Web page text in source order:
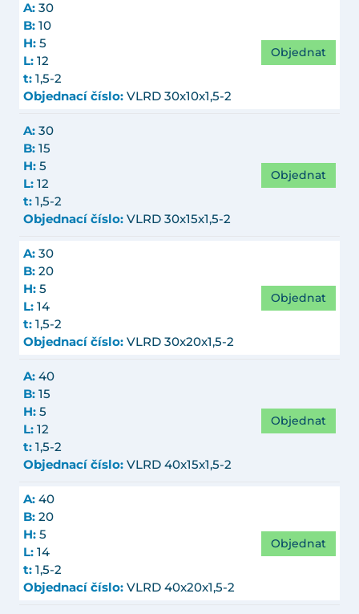
A: 30
B: 10
H: 5
L: 12
t: 1,5-2
Objednací číslo: VLRD 30x10x1,5-2
Objednat
A: 30
B: 15
H: 5
L: 12
t: 1,5-2
Objednací číslo: VLRD 30x15x1,5-2
Objednat
A: 30
B: 20
H: 5
L: 14
t: 1,5-2
Objednací číslo: VLRD 30x20x1,5-2
Objednat
A: 40
B: 15
H: 5
L: 12
t: 1,5-2
Objednací číslo: VLRD 40x15x1,5-2
Objednat
A: 40
B: 20
H: 5
L: 14
t: 1,5-2
Objednací číslo: VLRD 40x20x1,5-2
Objednat